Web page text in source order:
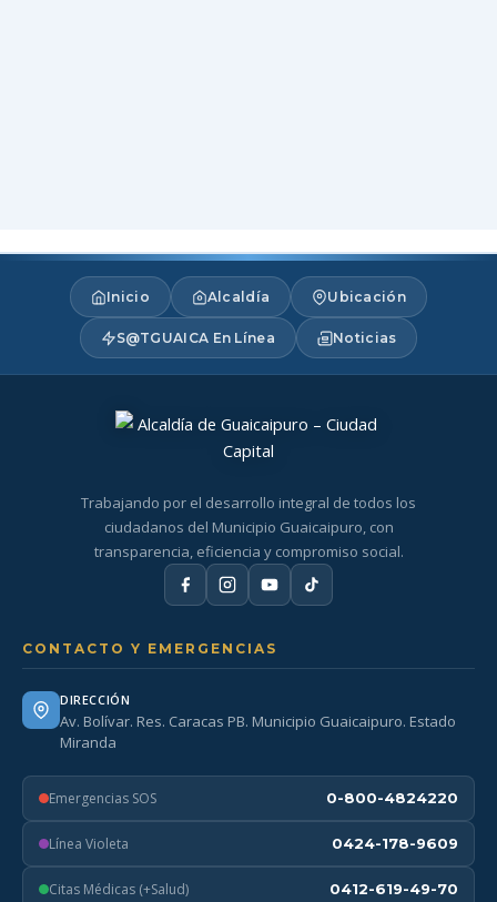
Inicio Alcaldía Ubicación
S@TGUAICA En Línea Noticias
Trabajando por el desarrollo integral de todos los
ciudadanos del Municipio Guaicaipuro, con
transparencia, eficiencia y compromiso social.
CONTACTO Y EMERGENCIAS
DIRECCIÓN
Av. Bolívar. Res. Caracas PB. Municipio Guaicaipuro. Estado
Miranda
Emergencias SOS 0-800-4824220
Línea Violeta 0424-178-9609
Citas Médicas (+Salud) 0412-619-49-70